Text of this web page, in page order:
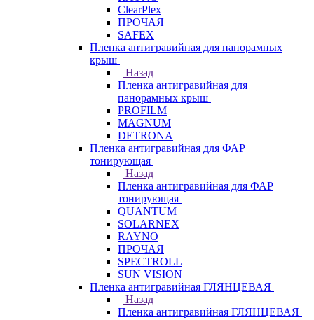
ClearPlex
ПРОЧАЯ
SAFEX
Пленка антигравийная для панорамных
крыш
Назад
Пленка антигравийная для
панорамных крыш
PROFILM
MAGNUM
DETRONA
Пленка антигравийная для ФАР
тонирующая
Назад
Пленка антигравийная для ФАР
тонирующая
QUANTUM
SOLARNEX
RAYNO
ПРОЧАЯ
SPECTROLL
SUN VISION
Пленка антигравийная ГЛЯНЦЕВАЯ
Назад
Пленка антигравийная ГЛЯНЦЕВАЯ